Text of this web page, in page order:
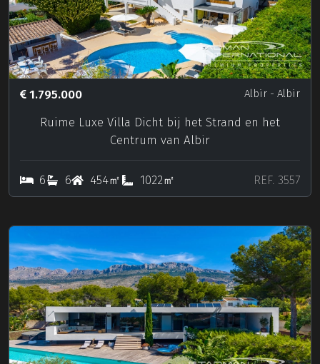
1.795.000 Albir - Albir
Ruime Luxe Villa Dicht bij het Strand en het
Centrum van Albir
6 6 454㎡ 1022㎡ REF. 3557